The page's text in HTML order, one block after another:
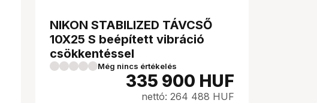
NIKON STABILIZED TÁVCSŐ
10X25 S beépített vibráció
csökkentéssel
Még nincs értékelés
335 900 HUF
nettó: 264 488 HUF